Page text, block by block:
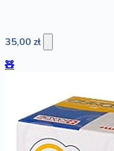
35,00 zł
🧸